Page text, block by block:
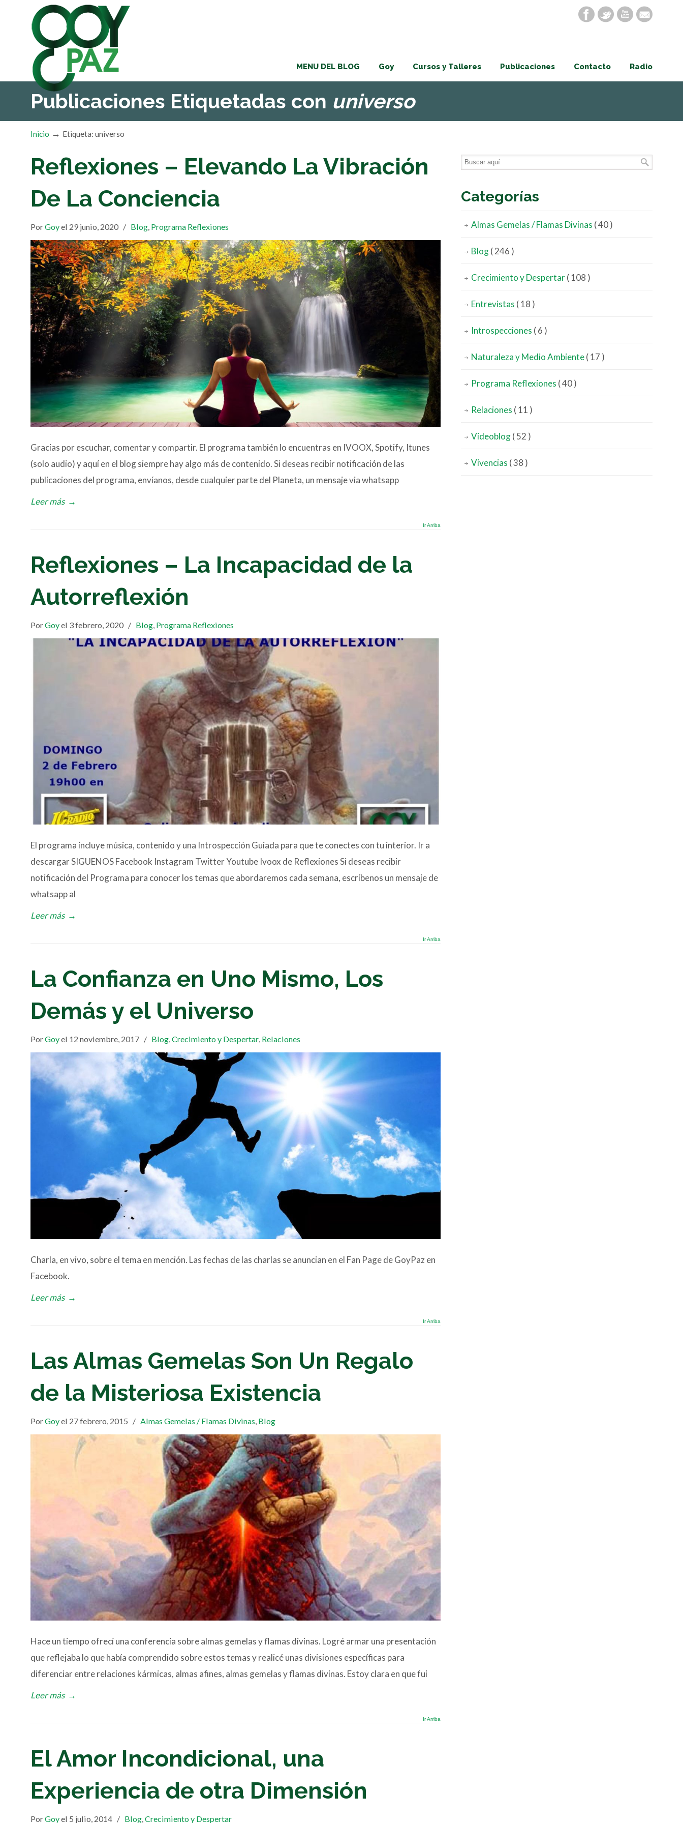
MENU DEL BLOG Goy Cursos y Talleres Publicaciones Contacto Radio
Publicaciones Etiquetadas con universo
Inicio → Etiqueta: universo
Reflexiones – Elevando La Vibración
De La Conciencia
PorGoyel 29 junio, 2020 / Blog, Programa Reflexiones
Gracias por escuchar, comentar y compartir. El programa también lo encuentras en IVOOX, Spotify, Itunes
(solo audio) y aquí en el blog siempre hay algo más de contenido. Si deseas recibir notificación de las
publicaciones del programa, envíanos, desde cualquier parte del Planeta, un mensaje via whatsapp
Leer más →
Ir Arriba
Reflexiones – La Incapacidad de la
Autorreflexión
PorGoyel 3 febrero, 2020 / Blog Programa Reflexiones
El programa incluye música, contenido y una Introspección Guiada para que te conectes con tu interior. Ir a
descargar SIGUENOS Facebook Instagram Twitter Youtube Ivoox de Reflexiones Si deseas recibir
notificación del Programa para conocer los temas que abordaremos cada semana, escríbenos un mensaje de
whatsapp al
Leer más →
Ir Arriba
La Confianza en Uno Mismo, Los
Demás y el Universo
PorGoyel 12 noviembre, 2017 / Blog,Crecimiento y Despertar, Relaciones
Charla, en vivo, sobre el tema en mención. Las fechas de las charlas se anuncian en el Fan Page de GoyPaz en
Facebook.
Leer más →
Ir Arriba
Las Almas Gemelas Son Un Regalo
de la Misteriosa Existencia
PorGoyel 27 febrero, 2015 / Almas Gemelas / Flamas Divinas Blog
Hace un tiempo ofrecí una conferencia sobre almas gemelas y flamas divinas. Logré armar una presentación
que reflejaba lo que había comprendido sobre estos temas y realicé unas divisiones específicas para
diferenciar entre relaciones kármicas, almas afines, almas gemelas y flamas divinas. Estoy clara en que fui
Leer más →
Ir Arriba
El Amor Incondicional, una
Experiencia de otra Dimensión
PorGoyel 5 julio, 2014 / Blog,Crecimiento y Despertar
Categorías
Almas Gemelas / Flamas Divinas ( 40 )
Blog( 246 )
Crecimiento y Despertar( 108 )
Entrevistas ( 18 )
Introspecciones ( 6 )
Naturaleza y Medio Ambiente( 17 )
Programa Reflexiones ( 40 )
Relaciones ( 11 )
Videoblog( 52 )
Vivencias ( 38 )